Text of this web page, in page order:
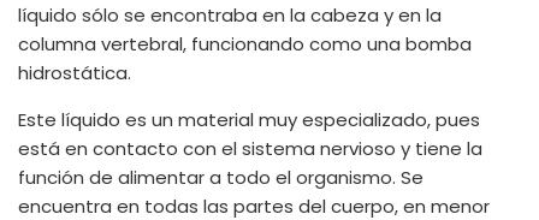
líquido sólo se encontraba en la cabeza y en la
columna vertebral, funcionando como una bomba
hidrostática.
Este líquido es un material muy especializado, pues
está en contacto con el sistema nervioso y tiene la
función de alimentar a todo el organismo. Se
encuentra en todas las partes del cuerpo, en menor